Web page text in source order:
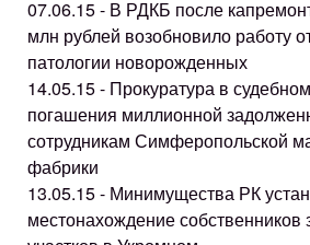
07.06.15 - В РДКБ после
млн рублей возобновило работу
патологии новорожденных
14.05.15 - Прокуратура в
погашения миллионной
сотрудникам Симферопольской
фабрики
13.05.15 - Минимущества РК
местонахождение собственников